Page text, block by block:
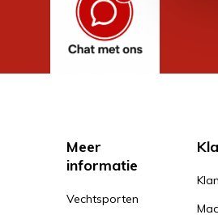
Meer
informatie
Vechtsporten